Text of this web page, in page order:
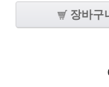
장바구